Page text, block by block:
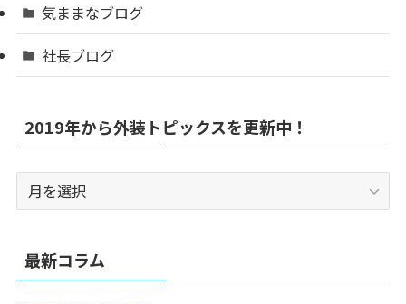
気ままなブログ
社長ブログ
2019年から外装トピックスを更新中！
2019
年
ら
外
最新コラム